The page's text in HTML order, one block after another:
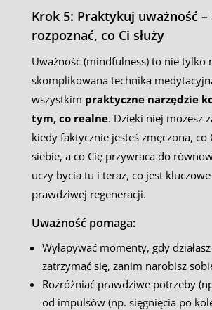
Krok 5: Praktykuj uważność –
rozpoznać, co Ci służy
Uważność (mindfulness) to nie tylko
skomplikowana technika
wszystkim praktyczne narzędzie
tym, co realne. Dzięki niej możesz
kiedy faktycznie jesteś zmęczona, co
siebie, a co Cię przywraca do
uczy bycia tu i teraz, co jest
prawdziwej regeneracji.
Uważność pomaga:
Wyłapywać momenty, gdy
zatrzymać się, zanim narobisz
Rozróżniać prawdziwe potrzeby
od impulsów (np. sięgnięcia po